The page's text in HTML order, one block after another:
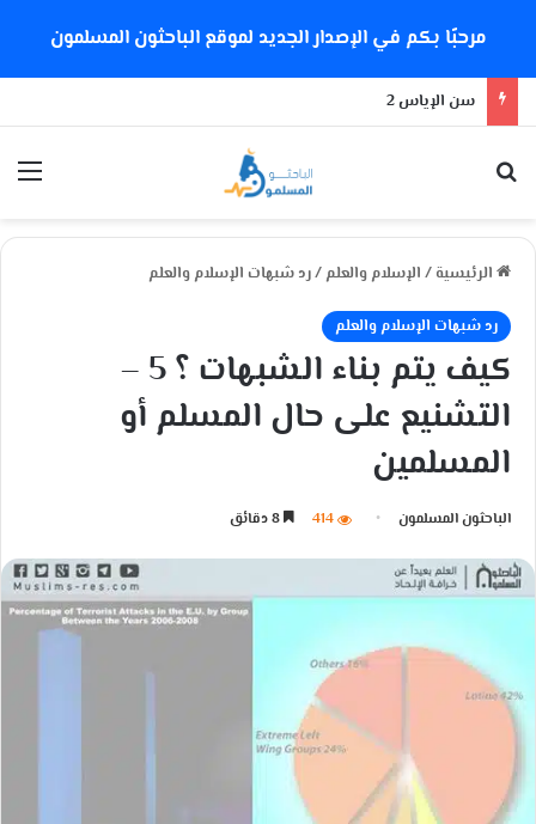
مرحبًا بكم في الإصدار الجديد لموقع الباحثون المسلمون
سن الإياس 2
الرئيسية / الإسلام والعلم/رد شبهات الإسلام والعلم
رد شبهات الإسلام والعلم
كيف يتم بناء الشبهات ؟ 5 –
التشنيع على حال المسلم أو
المسلمين
الباحثون المسلمون 414